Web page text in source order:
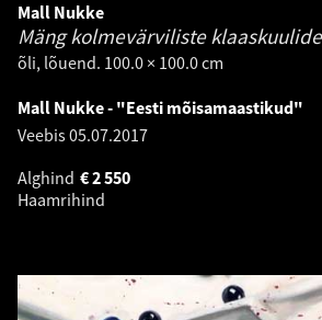
Mall Nukke
Mäng kolmevärviliste
õli, lõuend. 100.0 × 100.0 cm
Mall Nukke - "Eesti mõisamaastikud"
Veebis05.07.2017
Alghind
2 550
€
Haamrihind